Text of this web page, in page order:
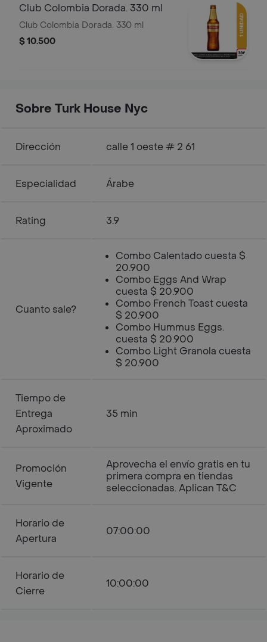
Club Colombia Dorada. 330 ml
Club Colombia Dorada. 330 ml
$ 10.500
Sobre Turk House Nyc
Dirección calle 1 oeste # 2 61
Especialidad Árabe
Rating 3.9
Cuanto sale?
Combo Calentado cuesta $
20.900
Combo Eggs And Wrap
cuesta $ 20.900
Combo French Toast cuesta
$ 20.900
Combo Hummus Eggs.
cuesta $ 20.900
Combo Light Granola cuesta
$ 20.900
Tiempo de
Entrega
Aproximado
35 min
Promoción
Vigente
Aprovecha el envío gratis en tu
primera compra en tiendas
seleccionadas. Aplican T&C
Horario de
Apertura
07:00:00
Horario de
Cierre
10:00:00